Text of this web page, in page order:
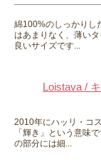
綿100%のしっかりし
はあまりなく、薄い
良いサイズです...
Loistava /
2010年にハッリ・コ
「輝き」という意味
の部分には細...